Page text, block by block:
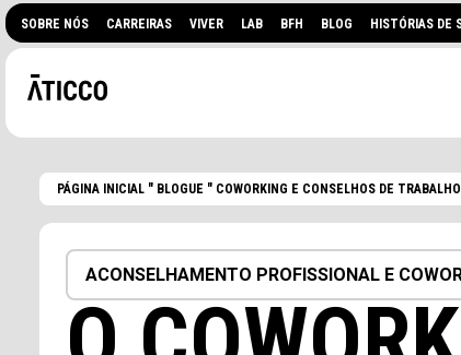
SOBRE NÓS CARREIRAS VIVER LAB BFH BLOG HISTÓRIAS DE
PÁGINA INICIAL " BLOGUE " COWORKING E CONSELHOS DE TRABALHO
ACONSELHAMENTO PROFISSIONAL E